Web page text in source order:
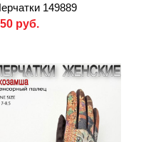
149889
руб.